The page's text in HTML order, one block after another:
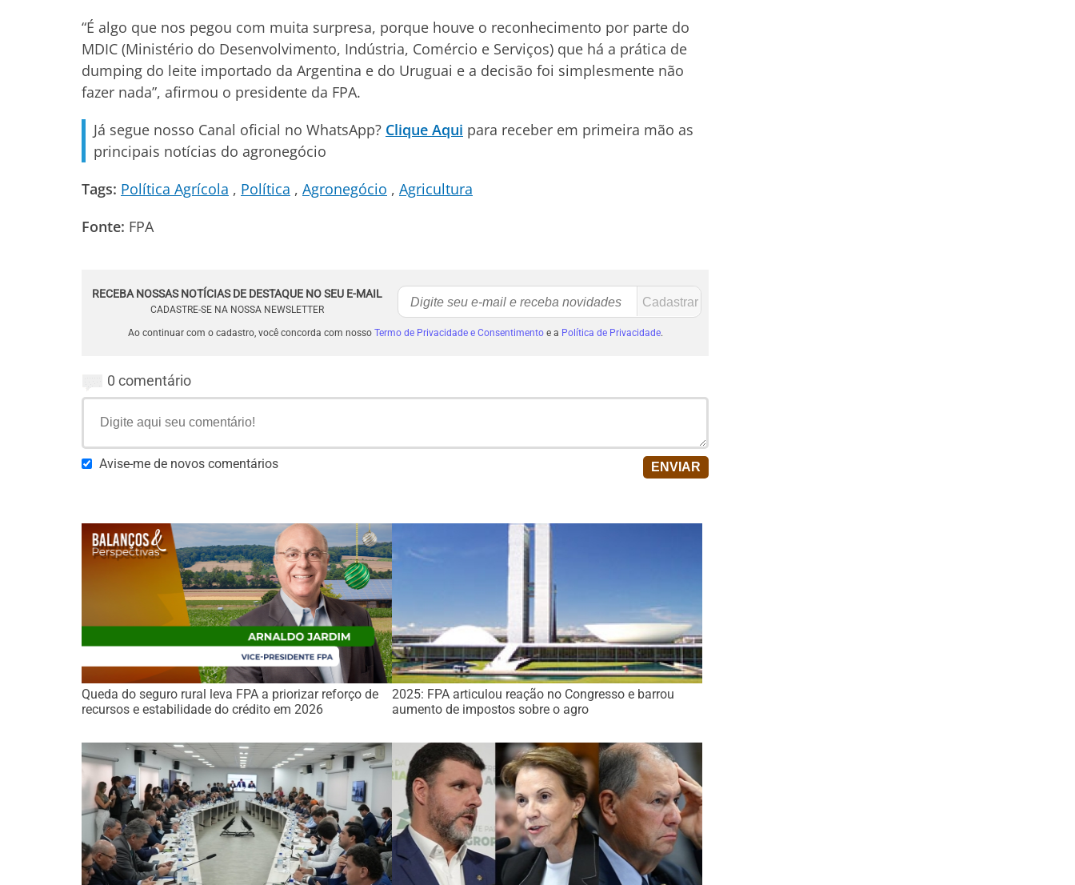
“É algo que nos pegou com muita surpresa, porque houve o reconhecimento por parte do
MDIC (Ministério do Desenvolvimento, Indústria, Comércio e Serviços) que há a prática de
dumping do leite importado da Argentina e do Uruguai e a decisão foi simplesmente não
fazer nada”, afirmou o presidente da FPA.
Já segue nosso Canal oficial no WhatsApp? Clique Aqui para receber em primeira mão as
principais notícias do agronegócio
Tags: Política Agrícola Política Agronegócio
Agricultura
Fonte: FPA
RECEBA NOSSAS NOTÍCIAS DE DESTAQUE NO SEU E-MAIL
CADASTRE-SE NA NOSSA NEWSLETTER
Ao continuar com o cadastro, você concorda com nosso Termo de Privacidade e Consentimentoe a Política de Privacidade.
0 comentário
Avise-me de novos comentários
Queda do seguro rural leva FPA a priorizar reforço de
recursos e estabilidade do crédito em 2026
2025: FPA articulou reação no Congresso e barrou
aumento de impostos sobre o agro